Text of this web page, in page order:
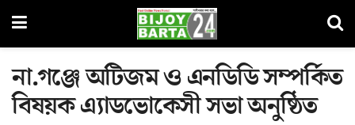
না.গঞ্জে অটিজম ও এনডিডি সম্পর্কিত
বিষয়ক এ্যাডভোকেসী সভা অনুষ্ঠিত